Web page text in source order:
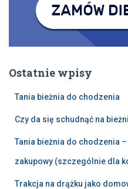
Ostatnie wpisy
Tania bieżnia do chodzenia
Czy da się schudnąć na
Tania bieżnia do chodzenia
zakupowy (szczególnie dla
Trakcja na drążku jako